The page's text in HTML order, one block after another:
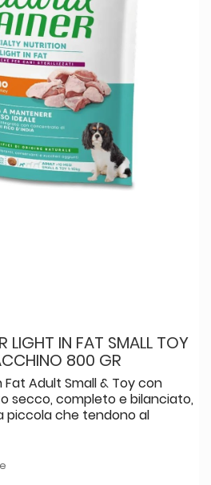
LIGHT IN FAT SMALL TOY
800 GR
Adult Small & Toy con
secco, completo e bilanciato,
piccola che tendono al